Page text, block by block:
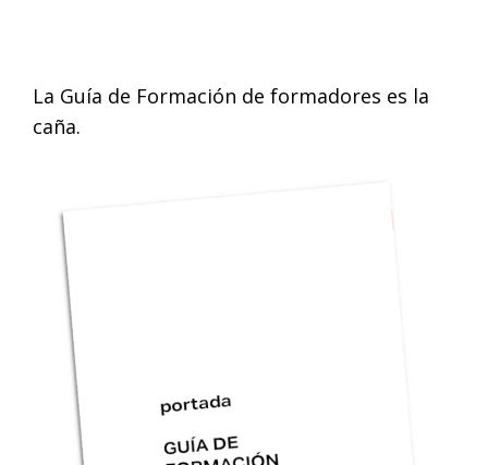
La Guía de Formación de formadores es la
caña.